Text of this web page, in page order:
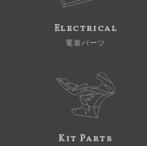
Electrical
電装パーツ
Kit Parts